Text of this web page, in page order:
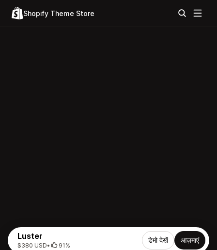
Shopify Theme Store
Luster
$380 USD• 91%
डेमो देखें आज़माएं